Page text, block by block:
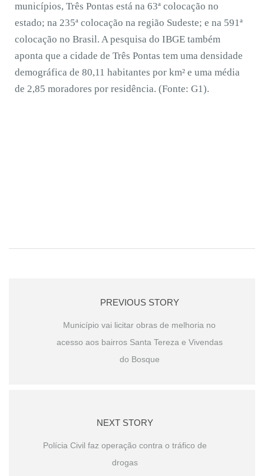
municípios, Três Pontas está na 63ª colocação no
estado; na 235ª colocação na região Sudeste; e na 591ª
colocação no Brasil. A pesquisa do IBGE também
aponta que a cidade de Três Pontas tem uma densidade
demográfica de 80,11 habitantes por km² e uma média
de 2,85 moradores por residência. (Fonte: G1).
PREVIOUS STORY
Município vai licitar obras de melhoria no
acesso aos bairros Santa Tereza e Vivendas
do Bosque
NEXT STORY
Polícia Civil faz operação contra o tráfico de
drogas